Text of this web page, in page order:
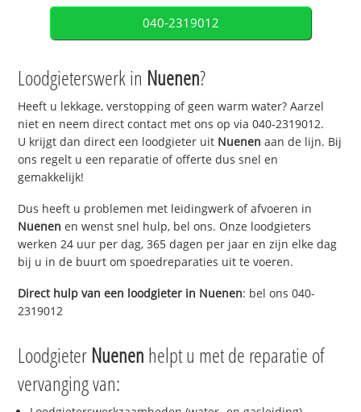
040-2319012
Loodgieterswerk in Nuenen?
Heeft u lekkage, verstopping of geen warm water? Aarzel
niet en neem direct contact met ons op via 040-2319012.
U krijgt dan direct een loodgieter uit Nuenen aan de lijn. Bij
ons regelt u een reparatie of offerte dus snel en
gemakkelijk!
Dus heeft u problemen met leidingwerk of afvoeren in
Nuenen en wenst snel hulp, bel ons. Onze loodgieters
werken 24 uur per dag, 365 dagen per jaar en zijn elke dag
bij u in de buurt om spoedreparaties uit te voeren.
Direct hulp van een loodgieter in Nuenen: bel ons 040-
2319012
Loodgieter Nuenen helpt u met de reparatie of
vervanging van: